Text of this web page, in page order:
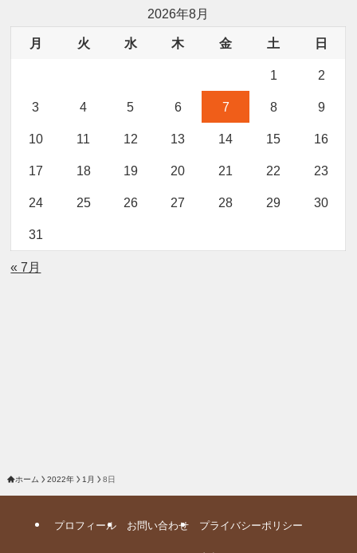
2026年8月
月 火 水 木 金 土 日
1 2
3 4 5 6 7 8 9
10 11 12 13 14 15 16
17 18 19 20 21 22 23
24 25 26 27 28 29 30
31
« 7月
ホーム 2022年 1月 8日
プロフィール お問い合わせ プライバシーポリシー